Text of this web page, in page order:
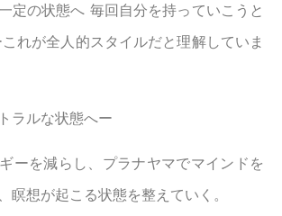
定の状態へ 毎回自分を持っていこうと
れが全人的スタイルだと理解していま
ラルな状態へー
ーを減らし、プラナヤマでマインドを
瞑想が起こる状態を整えていく。